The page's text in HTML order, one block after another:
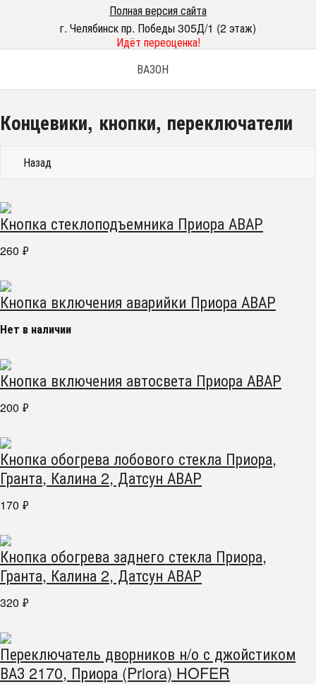
Полная версия сайта
г. Челябинск пр. Победы 305Д/1 (2 этаж)
Идёт переоценка!
ВАЗОН
Концевики, кнопки, переключатели
Назад
Кнопка стеклоподъемника Приора АВАР
260 ₽
Кнопка включения аварийки Приора АВАР
Нет в наличии
Кнопка включения автосвета Приора АВАР
200 ₽
Кнопка обогрева лобового стекла Приора,
Гранта, Калина 2, Датсун АВАР
170 ₽
Кнопка обогрева заднего стекла Приора,
Гранта, Калина 2, Датсун АВАР
320 ₽
Переключатель дворников н/о с джойстиком
ВАЗ 2170, Приора (Priora) HOFER